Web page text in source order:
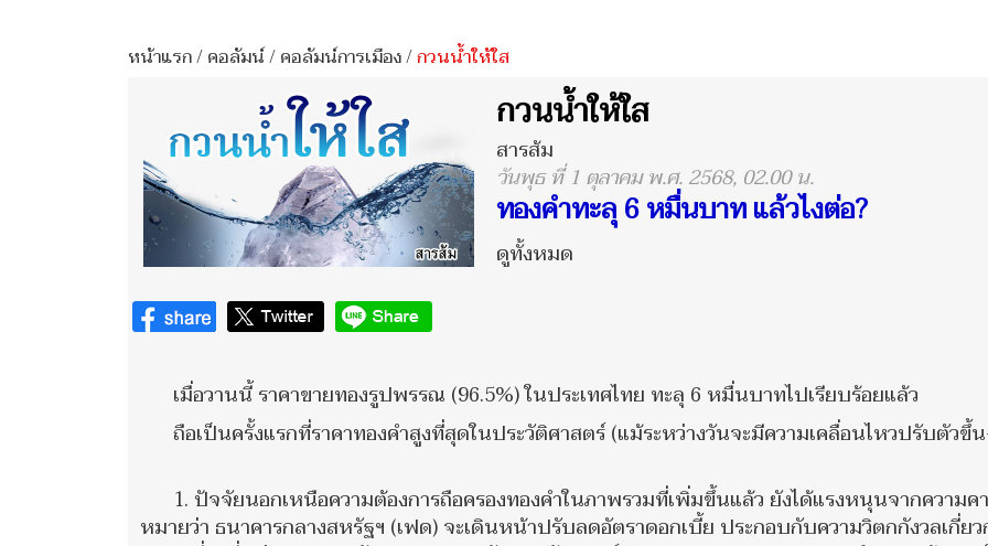
หน้าแรก/คอลัมน์/คอลัมน์การเมือง/กวนน้ำให้ใส
กวนน้ำให้ใส
สารส้ม
วันพุธ ที่ 1 ตุลาคม พ.ศ. 2568, 02.00 น.
ทองคำทะลุ 6 หมื่นบาท แล้วไงต่อ?
ดูทั้งหมด
เมื่อวานนี้ ราคาขายทองรูปพรรณ (96.5%) ในประเทศไทย ทะลุ 6 หมื่นบาทไปเรียบร้อยแล้ว
ถือเป็นครั้งแรกที่ราคาทองคำสูงที่สุดในประวัติศาสตร์ (แม้ระหว่างวันจะมีความเคลื่อนไหวปรับตัวขึ้
1. ปัจจัยนอกเหนือความต้องการถือครองทองคำในภาพรวมที่เพิ่มขึ้นแล้ว ยังได้แรงหนุนจากความค
หมายว่า ธนาคารกลางสหรัฐฯ (เฟด) จะเดินหน้าปรับลดอัตราดอกเบี้ย ประกอบกับความวิตกกังวลเกี่ย